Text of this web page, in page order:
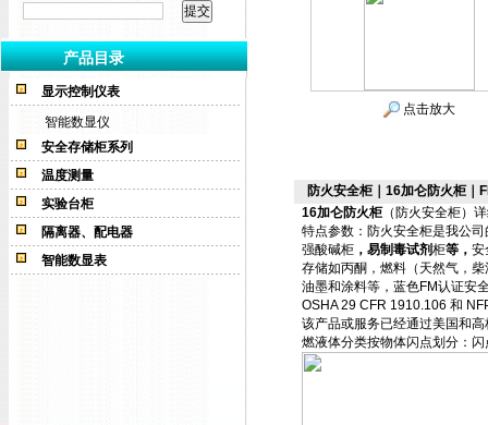
产品目录
显示控制仪表
智能数显仪
安全存储柜系列
温度测量
实验台柜
隔离器、配电器
智能数显表
点击放大
防火安全柜｜16加仑防火柜｜
16加仑防火柜（防火安全柜）
特点参数：防火安全柜是我公
强酸碱柜，易制毒试剂柜等， 安
存储如丙酮，燃料（天然气，
油墨和涂料等，蓝色FM认证安
OSHA 29 CFR 1910.106 和
该产品或服务已经通过美国和
燃液体分类按物体闪点划分：